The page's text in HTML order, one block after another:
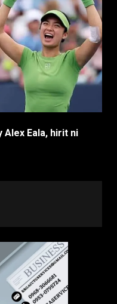
Alex Eala, hirit ni